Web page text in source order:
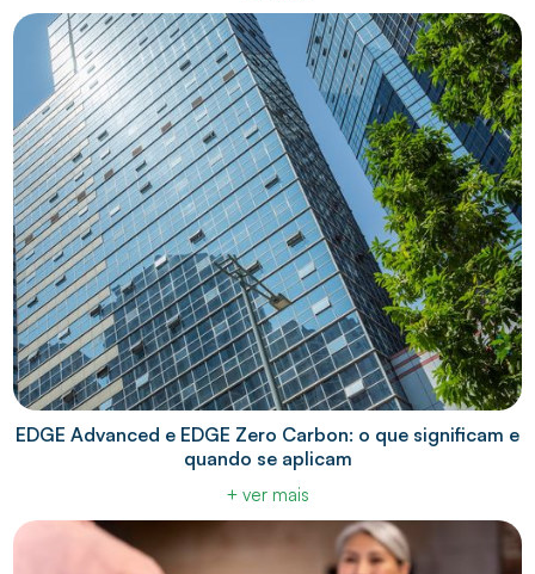
EDGE Advanced e EDGE Zero Carbon: o que significam e
quando se aplicam
+ ver mais